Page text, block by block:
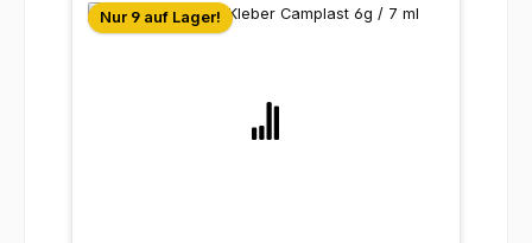
Nur 9 auf Lager!